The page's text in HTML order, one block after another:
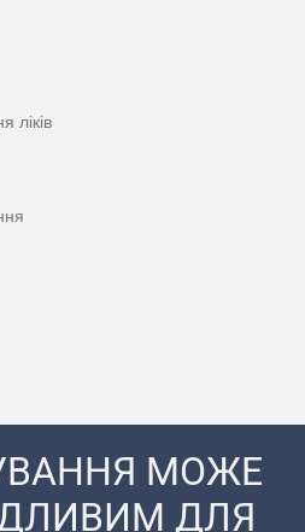
ліків
МОЖЕ
ДЛЯ